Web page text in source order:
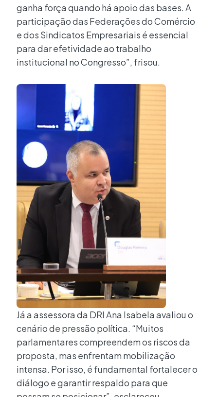
ganha força quando há apoio das bases. A
participação das Federações do Comércio
e dos Sindicatos Empresariais é essencial
para dar efetividade ao trabalho
institucional no Congresso”, frisou.
Já a assessora da DRI Ana Isabela avaliou o
cenário de pressão política. “Muitos
parlamentares compreendem os riscos da
proposta, mas enfrentam mobilização
intensa. Por isso, é fundamental fortalecer o
diálogo e garantir respaldo para que